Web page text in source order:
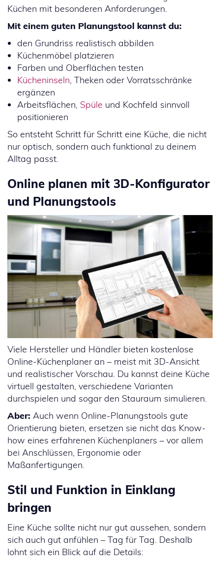
Küchen mit besonderen Anforderungen.
Mit einem guten Planungstool kannst du:
den Grundriss realistisch abbilden
Küchenmöbel platzieren
Farben und Oberflächen testen
Kücheninseln, Theken oder Vorratsschränke
ergänzen
Arbeitsflächen, Spüle und Kochfeld sinnvoll
positionieren
So entsteht Schritt für Schritt eine Küche, die nicht
nur optisch, sondern auch funktional zu deinem
Alltag passt.
Online planen mit 3D-Konfigurator
und Planungstools
Viele Hersteller und Händler bieten kostenlose
Online-Küchenplaner an – meist mit 3D-Ansicht
und realistischer Vorschau. Du kannst deine Küche
virtuell gestalten, verschiedene Varianten
durchspielen und sogar den Stauraum simulieren.
Aber: Auch wenn Online-Planungstools gute
Orientierung bieten, ersetzen sie nicht das Know-
how eines erfahrenen Küchenplaners – vor allem
bei Anschlüssen, Ergonomie oder
Maßanfertigungen.
Stil und Funktion in Einklang
bringen
Eine Küche sollte nicht nur gut aussehen, sondern
sich auch gut anfühlen – Tag für Tag. Deshalb
lohnt sich ein Blick auf die Details: